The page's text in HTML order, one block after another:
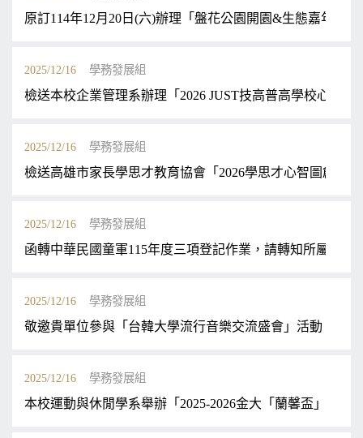
原訂114年12月20日(六)辦理「盤花公園開園&生態嘉年華
2025/12/16 學務發展組
檢送本校企業管理系辦理「2026 JUST技高普高學校心智
2025/12/16 學務發展組
檢送高雄市家長學思才教育協會「2026學思才心智圖創造
2025/12/16 學務發展組
函轉中華民國童軍115年度三項登記作業，請轉知所屬知悉
2025/12/16 學務發展組
敬邀貴單位參與「台韓大學流行音樂交流盛會」活動，詳
2025/12/16 學務發展組
本校運動與休閒學系舉辦「2025-2026金大「蘭馨盃」全